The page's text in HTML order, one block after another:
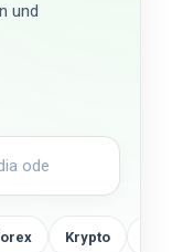
und
Krypto